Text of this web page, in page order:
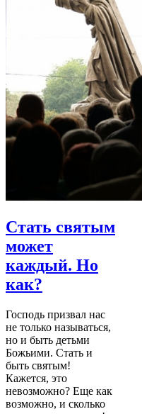
Стать святым
может
каждый. Но
как?
Господь призвал нас
не только называться,
но и быть детьми
Божьими. Стать и
быть святым!
Кажется, это
невозможно? Еще как
возможно, и сколько